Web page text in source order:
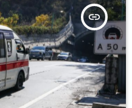
insert_link